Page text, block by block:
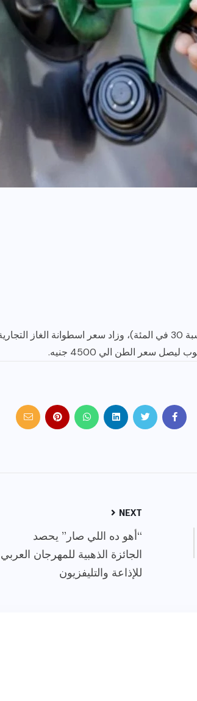
NEXT
“أهو ده اللي صار” يحصد
الجائزة الذهبية للمهرجان العربي
للإذاعة والتليفزيون